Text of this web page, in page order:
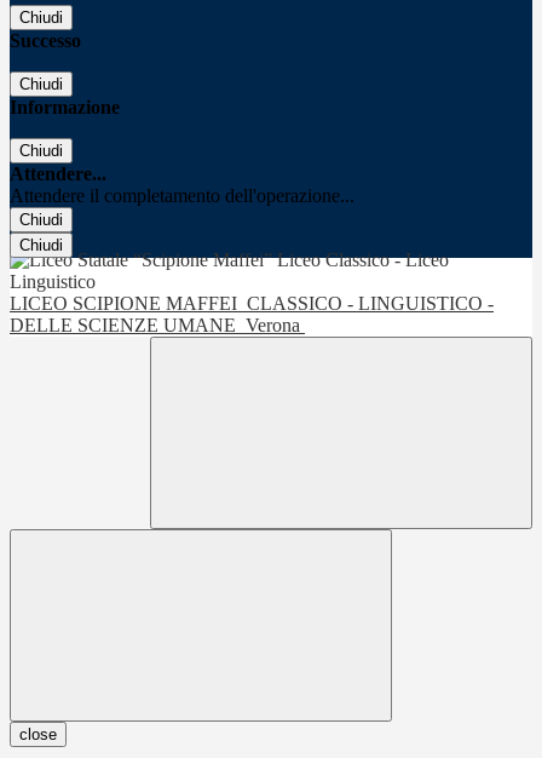
Chiudi
Successo
Chiudi
Informazione
Chiudi
Attendere...
Attendere il completamento dell'operazione...
Chiudi
Chiudi
LICEO SCIPIONE MAFFEI CLASSICO - LINGUISTICO -
DELLE SCIENZE UMANE Verona
close